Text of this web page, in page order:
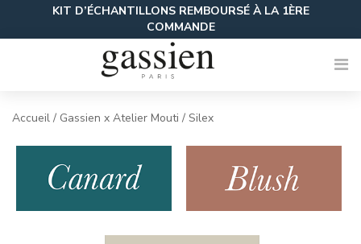
content
KIT D’ÉCHANTILLONS REMBOURSÉ À LA 1ÈRE
COMMANDE
Accueil / Gassien x Atelier Mouti / Silex